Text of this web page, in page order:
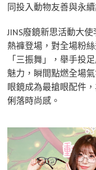
同投入動物友善與永續
JINS廢鏡新思活動大
熱褲登場，對全場粉
「三振舞」，舉手投
魅力，瞬間點燃全場
眼鏡成為最搶眼配件
俐落時尚感。